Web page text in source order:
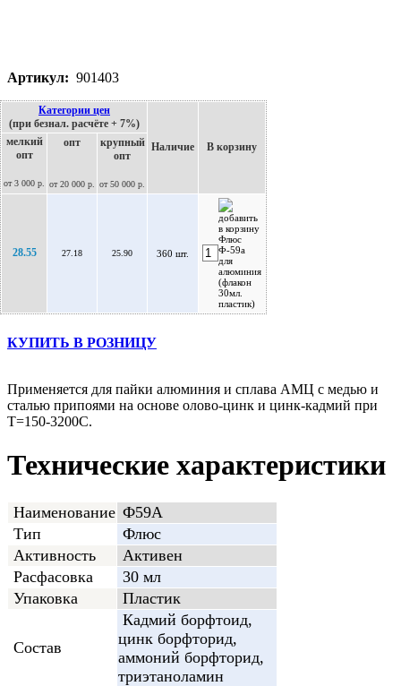
Артикул: 901403
Категории цен
(при безнал. расчёте + 7%)
Наличие
В корзину
мелкий
опт
от 3 000 р.
опт
от 20 000 р.
крупный
опт
от 50 000 р.
28.55 27.18 25.90 360 шт.
КУПИТЬ В РОЗНИЦУ
Применяется для пайки алюминия и сплава АМЦ с медью и
сталью припоями на основе олово-цинк и цинк-кадмий при
Т=150-3200С.
Технические характеристики
Наименование Ф59А
Тип
Флюс
Активность
Активен
Расфасовка
30 мл
Упаковка
Пластик
Состав
Кадмий борфтоид,
цинк борфторид,
аммоний борфторид,
триэтаноламин